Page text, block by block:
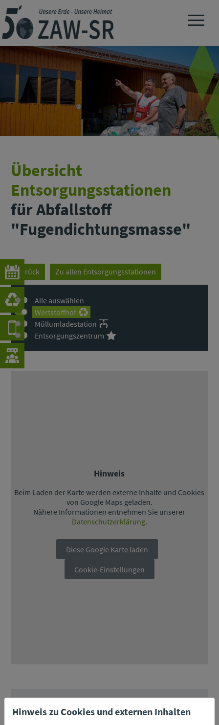
Navigation
Übersicht
Entsorgungsstationen
für Abfallstoff
"Fugendichtungsmasse"
Zurück Zu allen Entsorgungsstationen
Alle auswählen
Wertstoffhof
Müllumladestation
Entsorgungszentrum
Hinweis
Beim Laden der Karte werden externe Inhalte und Cookies
von Google Maps geladen.
Nähere Informationen entnehmen Sie unserer
Datenschutzerklärung.
Diese Google Karte laden
Cookie-Einstellungen
Hinweis zu Cookies und externen Inhalten